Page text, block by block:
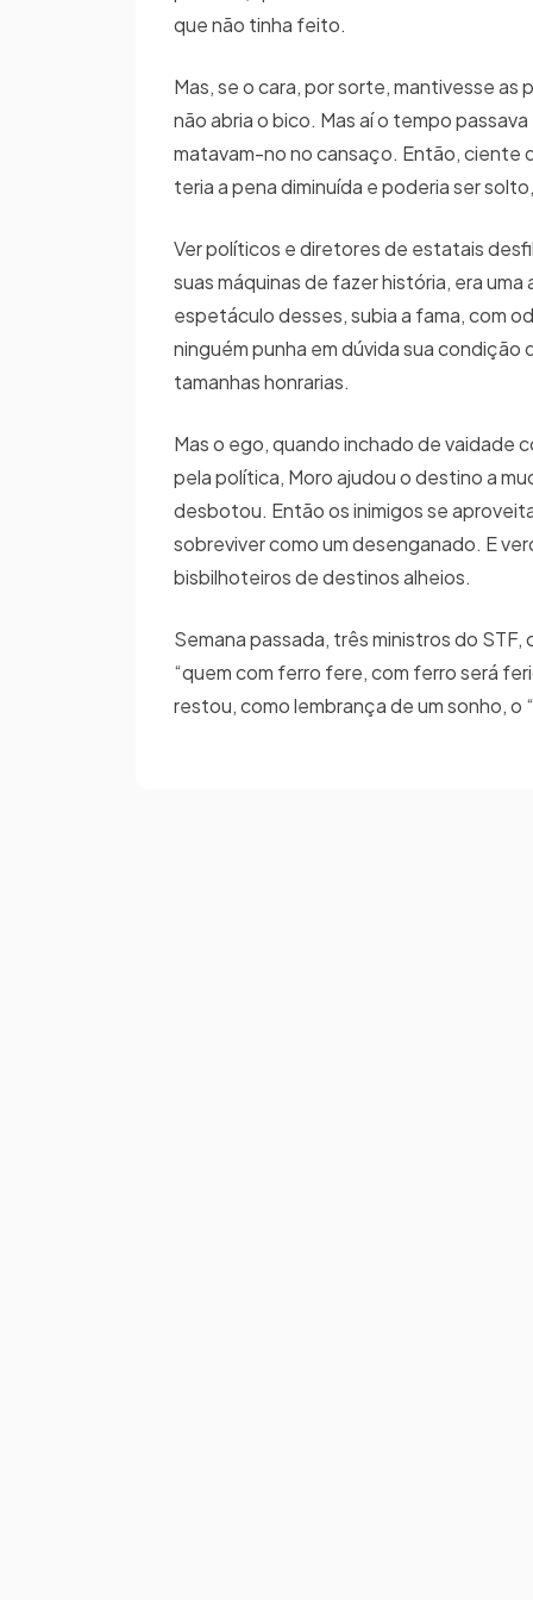
que não tinha feito.
Mas, se o cara, por sorte, mantivesse
não abria o bico. Mas aí o tempo
matavam-no no cansaço. Então, ciente
teria a pena diminuída e poderia ser
Ver políticos e diretores de estatais
suas máquinas de fazer história, era
espetáculo desses, subia a fama, com
ninguém punha em dúvida sua
tamanhas honrarias.
Mas o ego, quando inchado de vaidade
pela política, Moro ajudou o destino a
desbotou. Então os inimigos se
sobreviver como um desenganado. E
bisbilhoteiros de destinos alheios.
Semana passada, três ministros do
“quem com ferro fere, com ferro será
restou, como lembrança de um sonho, o